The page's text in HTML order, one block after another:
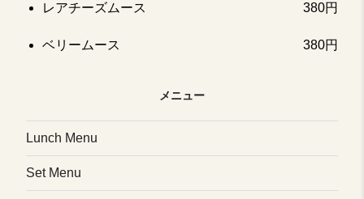
レアチーズムース 380円
ベリームース 380円
メニュー
Lunch Menu
Set Menu